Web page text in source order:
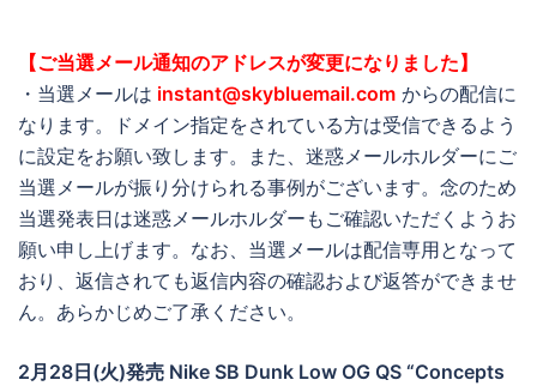
【ご当選メール通知のアドレスが変更になりました】
・当選メールは instant@skybluemail.com からの配信に
なります。ドメイン指定をされている方は受信できるよう
に設定をお願い致します。また、迷惑メールホルダーにご
当選メールが振り分けられる事例がございます。念のため
当選発表日は迷惑メールホルダーもご確認いただくようお
願い申し上げます。なお、当選メールは配信専用となって
おり、返信されても返信内容の確認および返答ができませ
ん。あらかじめご了承ください。
2月28日(火)発売 Nike SB Dunk Low OG QS “Concepts